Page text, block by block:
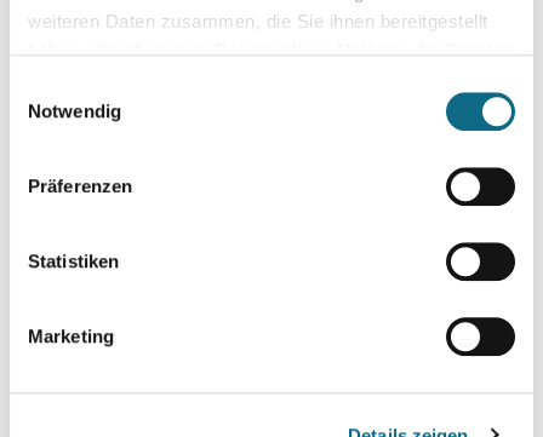
weiteren Daten zusammen, die Sie ihnen bereitgestellt
Notwendig
Präferenzen
Statistiken
Marketing